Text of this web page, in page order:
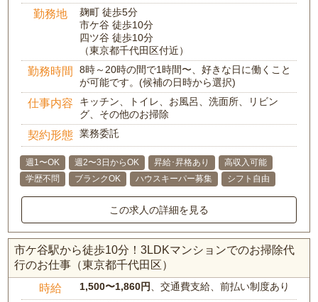
勤務地
麹町 徒歩5分
市ケ谷 徒歩10分
四ツ谷 徒歩10分
（東京都千代田区付近）
勤務時間
8時～20時の間で1時間〜、好きな日に働くこと
が可能です。(候補の日時から選択)
仕事内容
キッチン、トイレ、お風呂、洗面所、リビン
グ、その他のお掃除
契約形態 業務委託
週1〜OK 週2〜3日からOK 昇給･昇格あり
高収入可能
学歴不問
ブランクOK ハウスキーパー募集 シフト自由
この求人の詳細を見る
市ケ谷駅から徒歩10分！3LDKマンションでのお掃除代
行のお仕事（東京都千代田区）
時給 1,500〜1,860円、交通費支給、前払い制度あり